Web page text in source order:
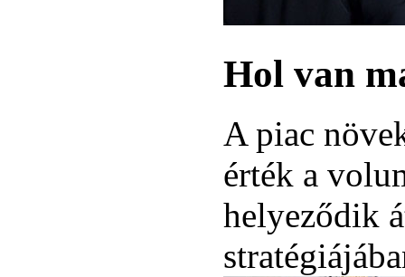
Hol van
A piac
érték a
helyeződik